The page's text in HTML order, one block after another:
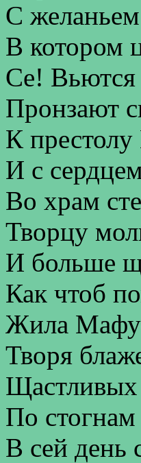
С
В котором
Се! Вьются
Пронзают
К
И с
Во храм
Творцу
И больше
Как чтоб
Жила
Творя
Щастливых
По
В сей день